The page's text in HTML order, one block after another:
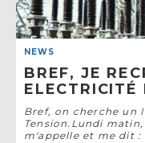
NEWS
BREF, JE
ELECTRICITÉ
Bref, on cherche un
Tension.Lundi
m'appelle et me dit